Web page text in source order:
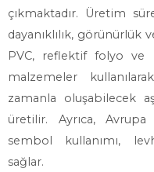
çıkmaktadır. Üretim
dayanıklılık, görünürlük
PVC, reflektif folyo ve
malzemeler
zamanla oluşabilecek
üretilir. Ayrıca,
sembol kullanımı,
sağlar.